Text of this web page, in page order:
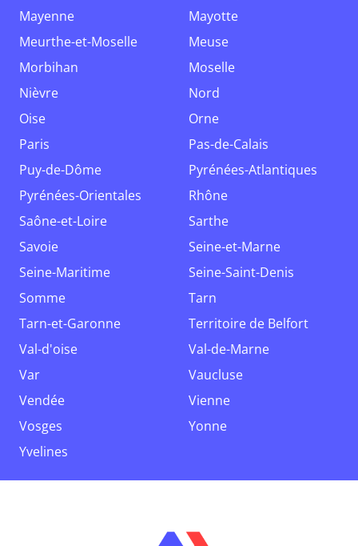
Mayenne
Mayotte
Meurthe-et-Moselle
Meuse
Morbihan
Moselle
Nièvre
Nord
Oise
Orne
Paris
Pas-de-Calais
Puy-de-Dôme
Pyrénées-Atlantiques
Pyrénées-Orientales
Rhône
Saône-et-Loire
Sarthe
Savoie
Seine-et-Marne
Seine-Maritime
Seine-Saint-Denis
Somme
Tarn
Tarn-et-Garonne
Territoire de Belfort
Val-d'oise
Val-de-Marne
Var
Vaucluse
Vendée
Vienne
Vosges
Yonne
Yvelines